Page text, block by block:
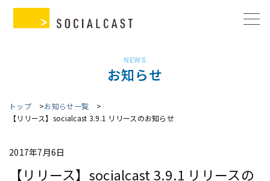
お知らせ
NEWS
トップ
お知らせ一覧
【リリース】socialcast 3.9.1 リリースのお知らせ
2017年7月6日
【リリース】socialcast 3.9.1 リリースの